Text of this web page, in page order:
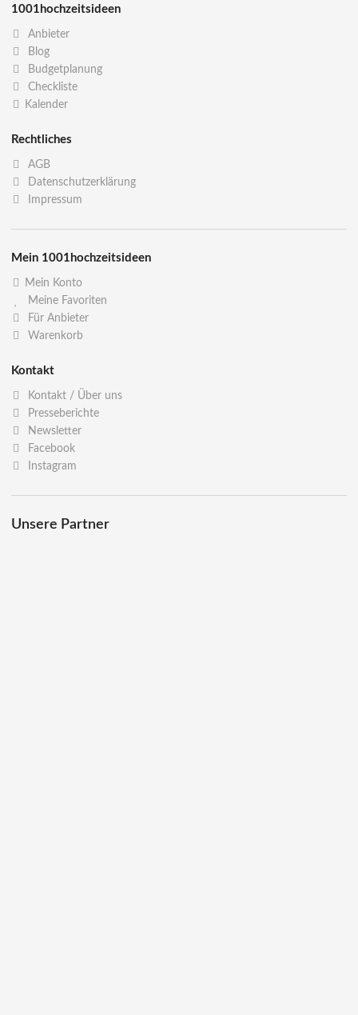
1001hochzeitsideen
Anbieter
Blog
Budgetplanung
Checkliste
Kalender
Rechtliches
AGB
Datenschutzerklärung
Impressum
Mein 1001hochzeitsideen
Mein Konto
Meine Favoriten
Für Anbieter
Warenkorb
Kontakt
Kontakt / Über uns
Presseberichte
Newsletter
Facebook
Instagram
Unsere Partner